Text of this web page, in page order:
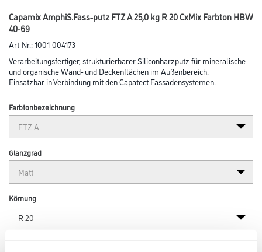
Capamix AmphiS.Fass-putz FTZ A 25,0 kg R 20 CxMix Farbton HBW
40-69
Art-Nr.:1001-004173
Verarbeitungsfertiger, strukturierbarer Siliconharzputz für mineralische
und organische Wand- und Deckenflächen im Außenbereich.
Einsatzbar in Verbindung mit den Capatect Fassadensystemen.
Farbtonbezeichnung
Glanzgrad
Körnung
Gebinde